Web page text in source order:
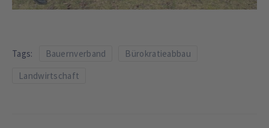
Tags: Bauernverband
Bürokratieabbau
Landwirtschaft